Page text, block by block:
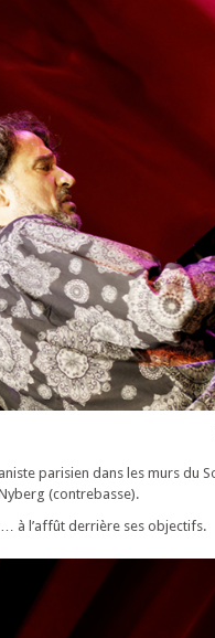
parisien dans les murs du
(contrebasse).
à l’affût derrière ses objectifs.